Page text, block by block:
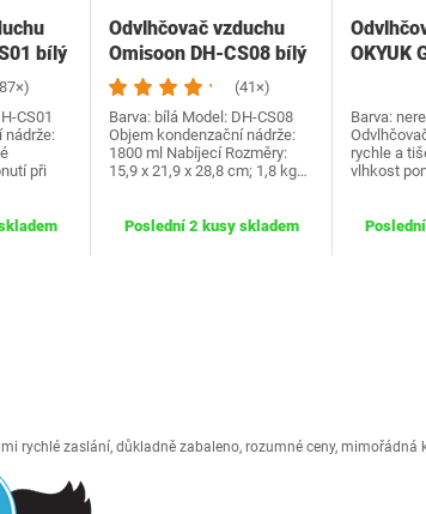
bílý
CS01
nádrže:
při
Odvlhčovač vzduchu
Omisoon DH-CS08 bílý
(41×)
Barva: bílá Model: ‎DH-CS08
Objem kondenzační nádrže:
1800 ml Nabíjecí Rozměry:
15,9 x 21,9 x 28,8 cm; 1,8 kg…
Poslední 2 kusy skladem
OKYUK
Barva:
rychle a
vlhkost
rychlé zaslání, důkladně zabaleno, rozumné ceny, mimořádná